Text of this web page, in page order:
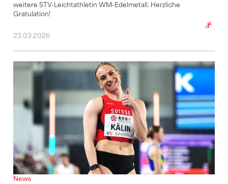
weitere STV-Leichtathletin WM-Edelmetall. Herzliche
Gratulation!
23.03.2026
News
Kälin und Moser erneut erfolgreich